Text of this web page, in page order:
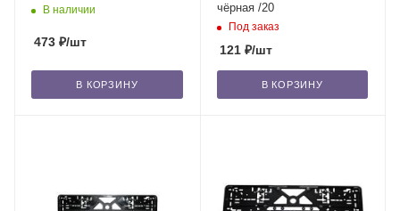
В наличии
473 ₽/шт
В КОРЗИНУ
чёрная /20
Под заказ
121₽/шт
В КОРЗИНУ